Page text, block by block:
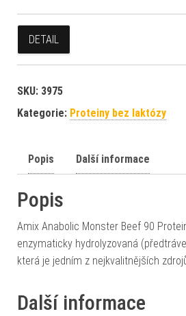
DETAIL
SKU: 3975
Kategorie: Proteiny bez laktózy
Popis Další informace
Popis
Amix Anabolic Monster Beef 90
enzymaticky hydrolyzovaná
která je jedním z nejkvalitnějších
Další informace